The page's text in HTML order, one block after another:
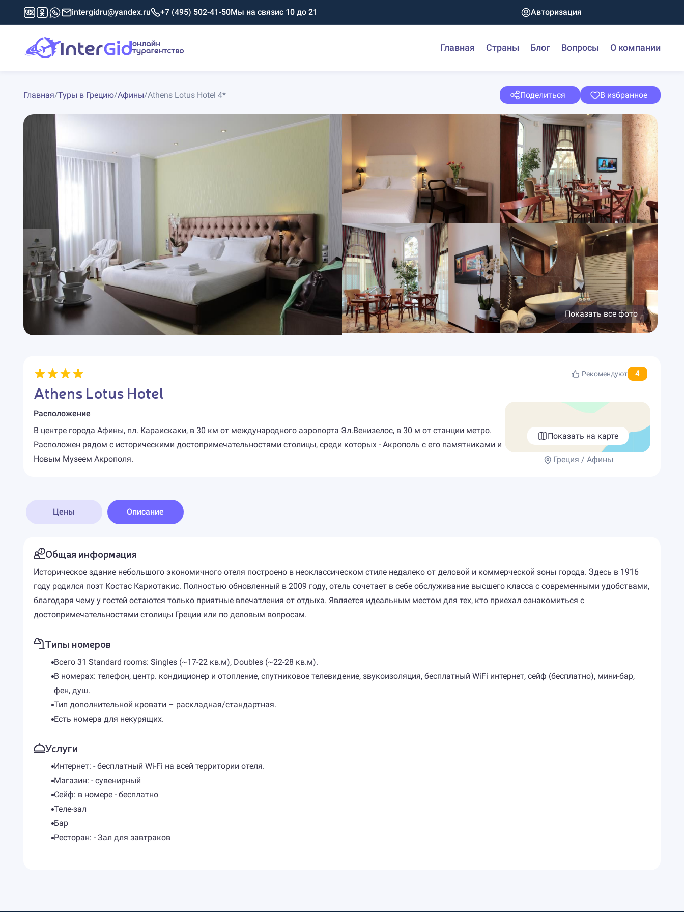
intergidru@yandex.ru +7 (495) 502-41-50Мы на связис 10 до 21 Авторизация
Главная Страны Блог Вопросы О компании
Главная/Туры в Грецию/Афины/Athens Lotus Hotel 4* Поделиться В избранное
Показать все фото
Рекомендуют 4
Athens Lotus Hotel
Расположение
В центре города Афины, пл. Караискаки, в 30 км от международного аэропорта Эл.Венизелос, в 30 м от станции метро.
Расположен рядом с историческими достопримечательностями столицы, среди которых - Акрополь с его памятниками и
Новым Музеем Акрополя.
Показать на карте
Греция / Афины
Цены Описание
Общая информация
Историческое здание небольшого экономичного отеля построено в неоклассическом стиле недалеко от деловой и коммерческой зоны города. Здесь в 1916
году родился поэт Костас Кариотакис. Полностью обновленный в 2009 году, отель сочетает в себе обслуживание высшего класса с современными удобствами,
благодаря чему у гостей остаются только приятные впечатления от отдыха. Является идеальным местом для тех, кто приехал ознакомиться с
достопримечательностями столицы Греции или по деловым вопросам.
Типы номеров
Всего 31 Standard rooms: Singles (~17-22 кв.м), Doubles (~22-28 кв.м).
В номерах: телефон, центр. кондиционер и отопление, спутниковое телевидение, звукоизоляция, бесплатный WiFi интернет, сейф (бесплатно), мини-бар,
фен, душ.
Тип дополнительной кровати – раскладная/стандартная.
Есть номера для некурящих.
Услуги
Интернет: - бесплатный Wi-Fi на всей территории отеля.
Магазин: - сувенирный
Сейф: в номере - бесплатно
Теле-зал
Бар
Ресторан: - Зал для завтраков